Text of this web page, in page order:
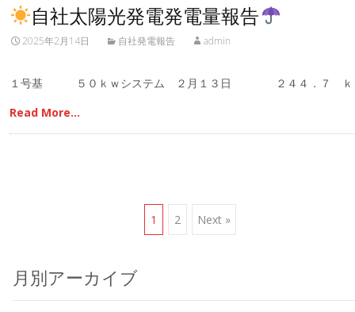
自社太陽光発電発電量報告
2025年2月14日 自社発電報告 admin
１号基 ５０ｋｗシステム ２月１３日 ２４４．７ ｋ
Read More…
navigation
1 2 Next »
月別アーカイブ